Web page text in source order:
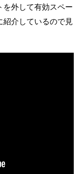
を外して有効スペー
紹介しているので見